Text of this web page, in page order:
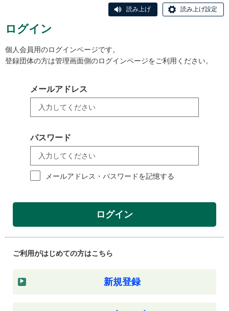
読み上げ 読み上げ設定
ログイン
個人会員用のログインページです。
登録団体の方は管理画面側のログインページをご利用ください。
メールアドレス
パスワード
メールアドレス・パスワードを記憶する
ログイン
ご利用がはじめての方はこちら
新規登録